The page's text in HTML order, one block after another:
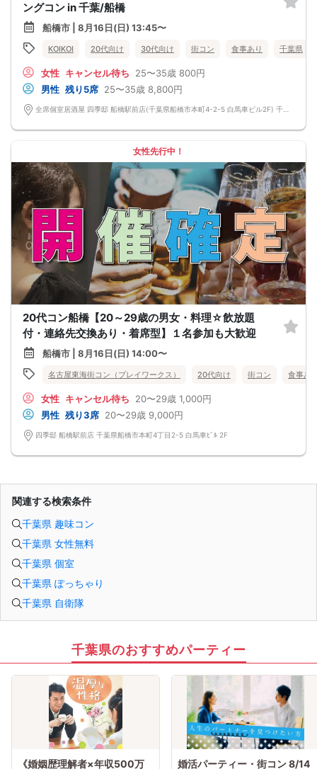
ングコン in 千葉/船橋
船橋市 | 8月16日(日) 13:45〜
KOIKOI 20代向け 30代向け 街コン 食事あり 千葉県
女性 キャンセル待ち 25〜35歳 800円
男性 残り5席 25〜35歳 8,800円
女性先行中！
20代コン船橋【20～29歳の男女・料理☆飲放題
付・連絡先交換あり・着席型】１名参加も大歓迎
船橋市 | 8月16日(日) 14:00〜
名古屋東海街コン（プレイワークス） 20代向け 街コン 食事あ
女性 キャンセル待ち 20〜29歳 1,000円
男性 残り3席 20〜29歳 9,000円
四季邸 船橋駅前店 千葉県船橋市本町4丁目2-5 白馬車ﾋﾞﾙ 2F
関連する検索条件
千葉県 趣味コン
千葉県 女性無料
千葉県 個室
千葉県 ぽっちゃり
千葉県 自衛隊
千葉県のおすすめパーティー
《婚姻歴理解者×年収500万
婚活パーティー・街コン 8/14